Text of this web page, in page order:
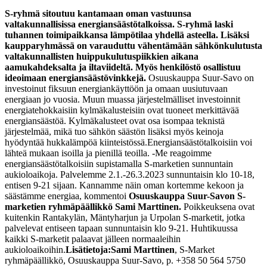
S-ryhmä sitoutuu kantamaan oman vastuunsa
valtakunnallisissa energiansäästötalkoissa. S-ryhmä laski
tuhannen toimipaikkansa lämpötilaa yhdellä asteella. Lisäksi
kaupparyhmässä on varauduttu vähentämään sähkönkulutusta
valtakunnallisten huippukulutuspiikkien aikana
aamukahdeksalta ja iltaviideltä. Myös henkilöstö osallistuu
ideoimaan energiansäästövinkkejä. Osuuskauppa Suur-Savo on
investoinut fiksuun energiankäyttöön ja omaan uusiutuvaan
energiaan jo vuosia. Muun muassa järjestelmälliset investoinnit
energiatehokkaisiin kylmäkalusteisiin ovat tuoneet merkittävää
energiansäästöä. Kylmäkalusteet ovat osa isompaa teknistä
järjestelmää, mikä tuo sähkön säästön lisäksi myös keinoja
hyödyntää hukkalämpöä kiinteistössä.Energiansäästötalkoisiin voi
lähteä mukaan isoilla ja pienillä teoilla. -Me reagoimme
energiansäästötalkoisiin supistamalla S-marketien sunnuntain
aukioloaikoja. Palvelemme 2.1.-26.3.2023 sunnuntaisin klo 10-18,
entisen 9-21 sijaan. Kannamme näin oman kortemme kekoon ja
säästämme energiaa, kommentoi Osuuskauppa Suur-Savon S-
marketien ryhmäpäällikkö Sami Marttinen. Poikkeuksena ovat
kuitenkin Rantakylän, Mäntyharjun ja Urpolan S-marketit, jotka
palvelevat entiseen tapaan sunnuntaisin klo 9-21. Huhtikuussa
kaikki S-marketit palaavat jälleen normaaleihin
aukioloaikoihin.Lisätietoja:Sami Marttinen, S-Market
ryhmäpäällikkö, Osuuskauppa Suur-Savo, p. +358 50 564 5750